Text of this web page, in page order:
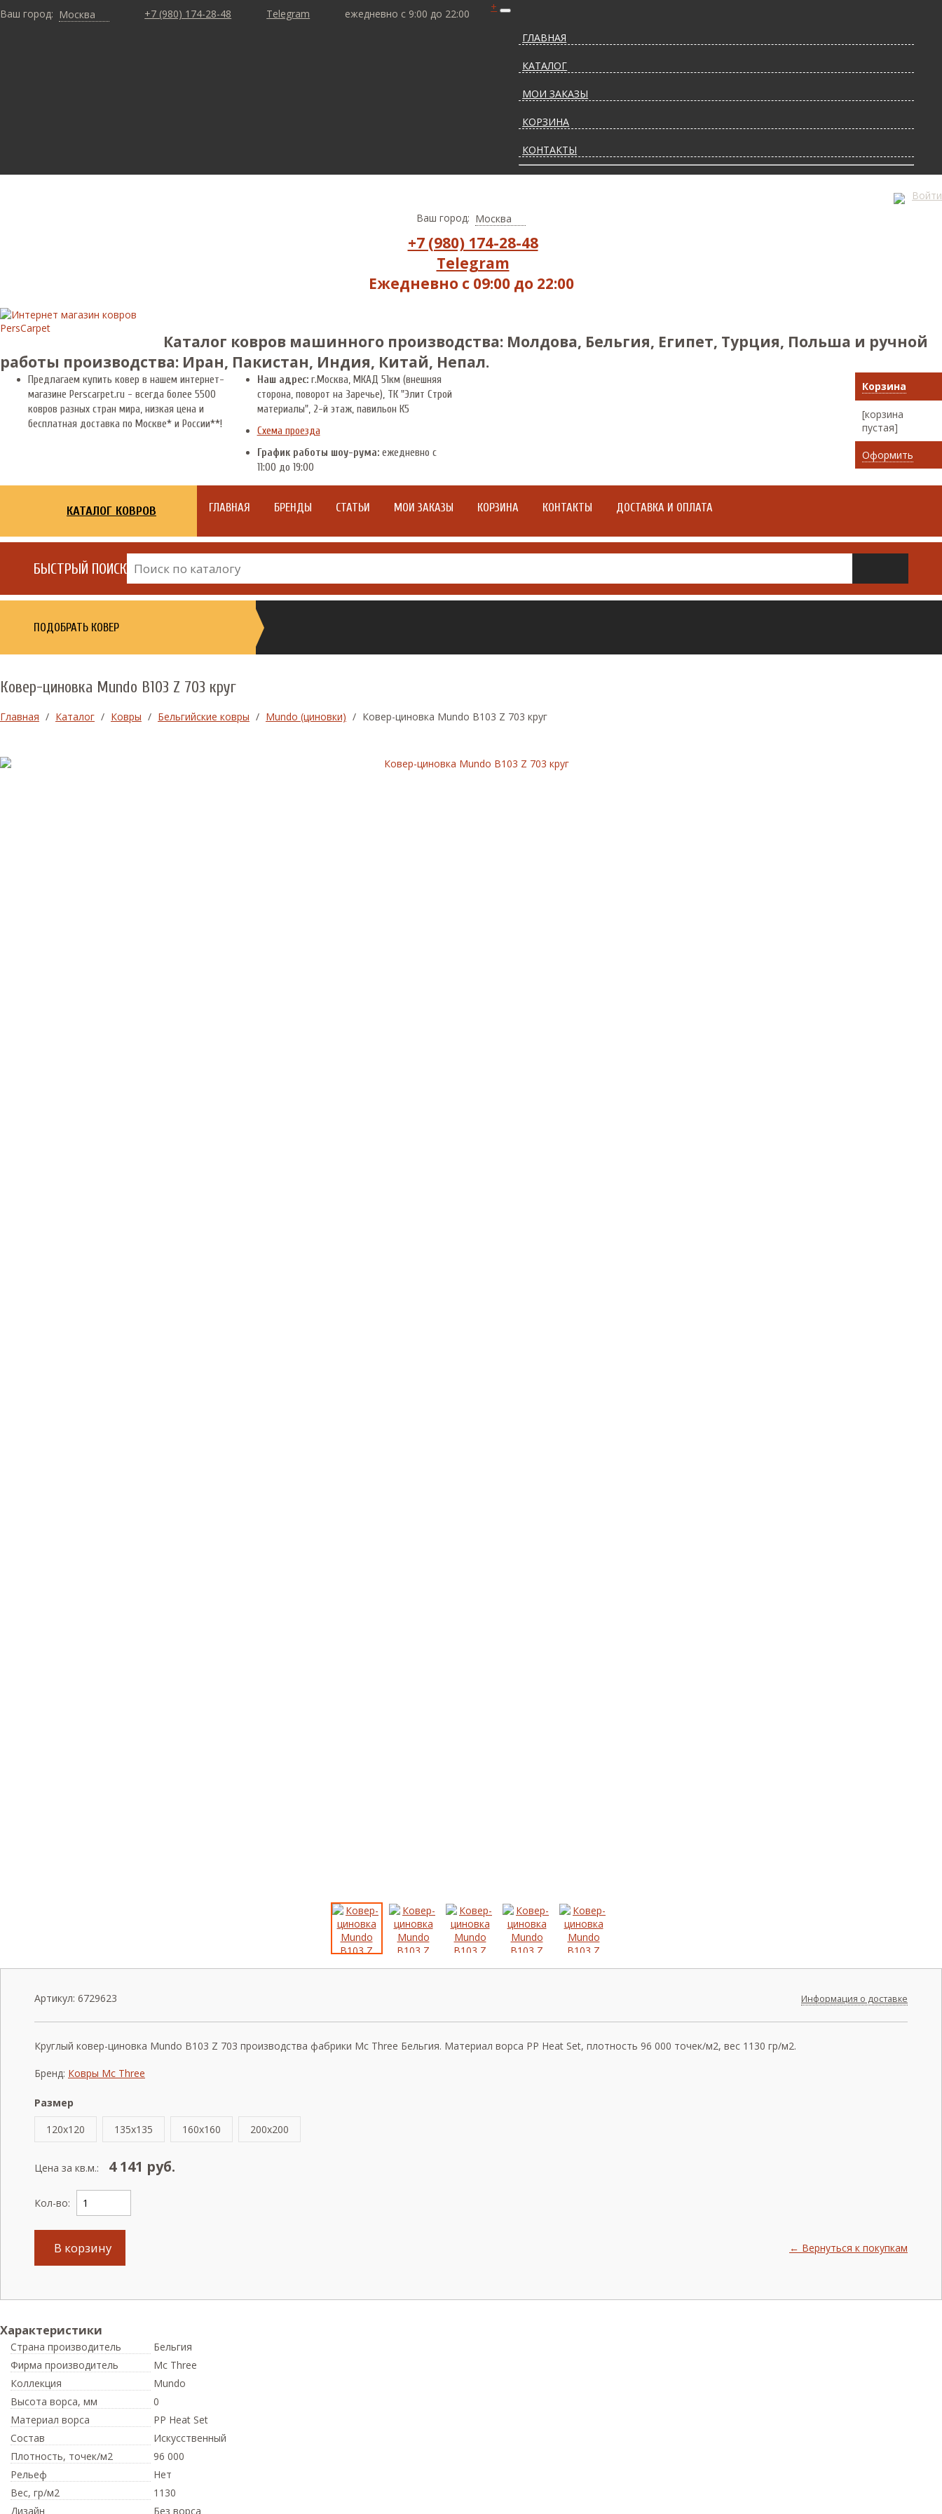
Ваш город: Москва +7 (980) 174-28-48 Telegram ежедневно с 9:00 до 22:00
+
ГЛАВНАЯ
КАТАЛОГ
МОИ ЗАКАЗЫ
КОРЗИНА
КОНТАКТЫ
Войти
Ваш город: Москва
+7 (980) 174-28-48
Telegram
Ежедневно с 09:00 до 22:00
Каталог ковров машинного производства: Молдова, Бельгия, Египет, Турция, Польша и ручной
работы производства: Иран, Пакистан, Индия, Китай, Непал.
Предлагаем купить ковер в нашем интернет-
магазине Perscarpet.ru - всегда более 5500
ковров разных стран мира, низкая цена и
бесплатная доставка по Москве* и России**!
Наш адрес:г.Москва, МКАД 51км (внешняя
сторона, поворот на Заречье), ТК "Элит Строй
материалы", 2-й этаж, павильон К5
Схема проезда
График работы шоу-рума:ежедневно с
11:00 до 19:00
Корзина
[корзина
пустая]
Оформить
КАТАЛОГ КОВРОВ ГЛАВНАЯ БРЕНДЫ СТАТЬИ МОИ ЗАКАЗЫ КОРЗИНА КОНТАКТЫ ДОСТАВКА И ОПЛАТА
БЫСТРЫЙ ПОИСК
ПОДОБРАТЬ КОВЕР
Ковер-циновка Mundo B103 Z 703 круг
Главная / Каталог / Ковры / Бельгийские ковры / Mundo (циновки) / Ковер-циновка Mundo B103 Z 703 круг
Артикул: 6729623 Информация о доставке
Круглый ковер-циновка Mundo B103 Z 703 производства фабрики Mc Three Бельгия. Материал ворса PP Heat Set, плотность 96 000 точек/м2, вес 1130 гр/м2.
Бренд: Ковры Mc Three
Размер
120x120
135x135 160x160 200x200
Цена за кв.м.: 4 141 руб.
Кол-во:
В корзину ← Вернуться к покупкам
Характеристики
Страна производитель
Бельгия
Фирма производитель
Mc Three
Коллекция
Mundo
Высота ворса, мм
0
Материал ворса
PP Heat Set
Состав
Искусственный
Плотность, точек/м2
96 000
Рельеф
Нет
Вес, гр/м2
1130
Дизайн
Без ворса